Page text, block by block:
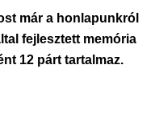
már a honlapunkról
fejlesztett memória
12 párt tartalmaz.